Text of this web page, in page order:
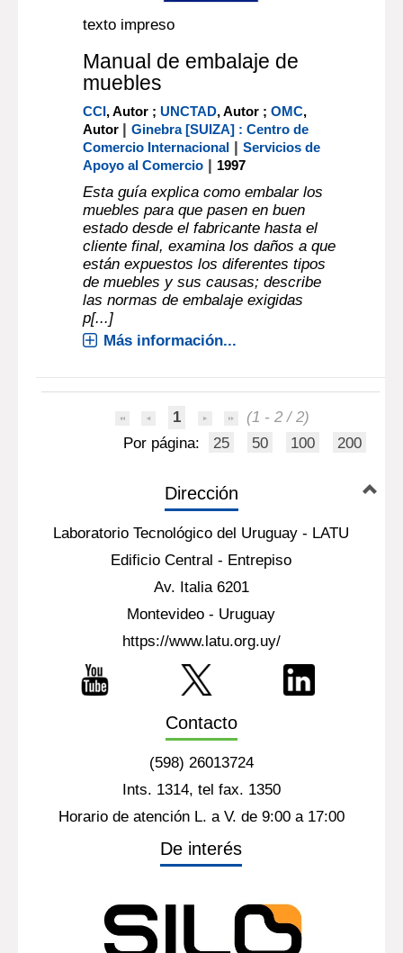
texto impreso
Manual de embalaje de
muebles
CCI, Autor ;UNCTAD, Autor ;OMC,
Autor |Ginebra [SUIZA] : Centro de
Comercio Internacional |Servicios de
Apoyo al Comercio | 1997
Esta guía explica como embalar los
muebles para que pasen en buen
estado desde el fabricante hasta el
cliente final, examina los daños a que
están expuestos los diferentes tipos
de muebles y sus causas; describe
las normas de embalaje exigidas
p[...]
Más información...
1
(1 - 2 / 2)
Por página:
25 50 100 200
Dirección
Laboratorio Tecnológico del Uruguay - LATU
Edificio Central - Entrepiso
Av. Italia 6201
Montevideo - Uruguay
https://www.latu.org.uy/
Contacto
(598) 26013724
Ints. 1314, tel fax. 1350
Horario de atención L. a V. de 9:00 a 17:00
De interés